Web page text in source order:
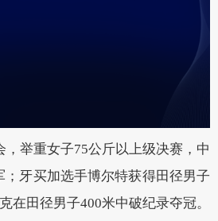
举重女子75公斤以上级决赛，中
；牙买加选手博尔特获得田径男子
在田径男子400米中破纪录夺冠。